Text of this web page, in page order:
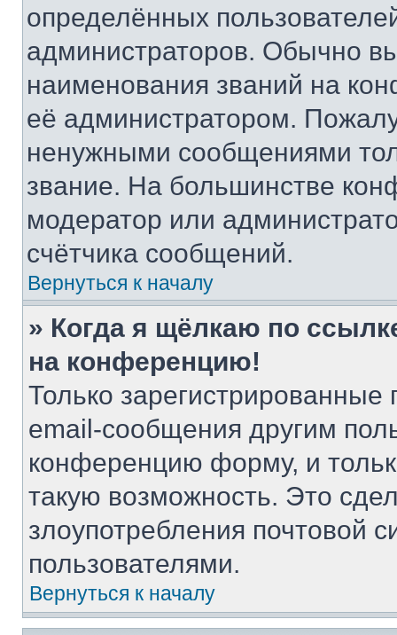
определённых
администраторов. Обычно
наименования званий на
её администратором.
ненужными сообщениями
звание. На большинстве
модератор или
счётчика сообщений.
Вернуться к началу
» Когда я щёлкаю по
на конференцию!
Только зарегистрированные
email-сообщения другим
конференцию форму, и
такую возможность. Это
злоупотребления почтовой
пользователями.
Вернуться к началу